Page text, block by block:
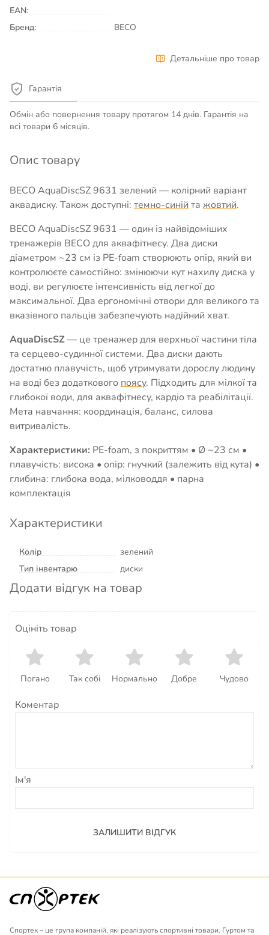
EAN:
Бренд:
BECO
Детальніше про товар
Гарантія
Обмін або повернення товару протягом 14 днів. Гарантія на
всі товари 6 місяців.
Опис товару
BECO AquaDiscSZ 9631 зелений — колірний варіант
аквадиску. Також доступні: темно-синій та жовтий.
BECO AquaDiscSZ 9631 — один із найвідоміших
тренажерів BECO для аквафітнесу. Два диски
діаметром ~23 см із PE-foam створюють опір, який ви
контролюєте самостійно: змінюючи кут нахилу диска у
воді, ви регулюєте інтенсивність від легкої до
максимальної. Два ергономічні отвори для великого та
вказівного пальців забезпечують надійний хват.
AquaDiscSZ— це тренажер для верхньої частини тіла
та серцево-судинної системи. Два диски дають
достатню плавучість, щоб утримувати дорослу людину
на воді без додаткового поясу. Підходить для мілкої та
глибокої води, для аквафітнесу, кардіо та реабілітації.
Мета навчання: координація, баланс, силова
витривалість.
Характеристики: PE-foam, з покриттям • Ø ~23 см •
плавучість: висока • опір: гнучкий (залежить від кута) •
глибина: глибока вода, мілководдя • парна
комплектація
Характеристики
Колір
зелений
Тип інвентарю
диски
Додати відгук на товар
Оцініть товар
Погано Так собі Нормально Добре Чудово
Коментар
Ім'я
ЗАЛИШИТИ ВІДГУК
Спортек – це група компаній, які реалізують спортивні товари. Гуртом та